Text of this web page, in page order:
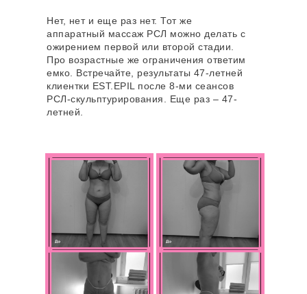
Нет, нет и еще раз нет. Тот же
аппаратный массаж РСЛ можно делать с
ожирением первой или второй стадии.
Про возрастные же ограничения ответим
емко. Встречайте, результаты 47-летней
клиентки EST.EPIL после 8-ми сеансов
РСЛ-скульптурирования. Еще раз – 47-
летней.
Записаться онлайн
интенсив-тренинг по лазерной эпиляции
«Точка отсчёта» и семинар «Акулы
лазерной эпиляции»